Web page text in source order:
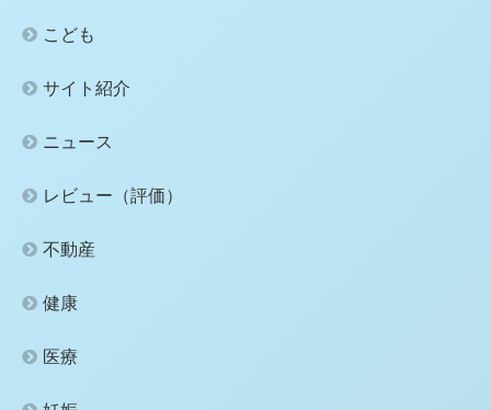
こども
サイト紹介
ニュース
レビュー（評価）
不動産
健康
医療